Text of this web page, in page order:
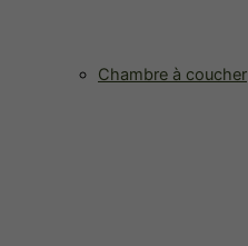
Chambre à coucher